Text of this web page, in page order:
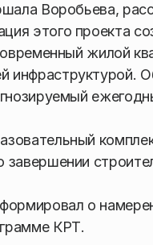
Воробьева,
этого проекта
жилой
инфраструктурой.
о
КРТ.